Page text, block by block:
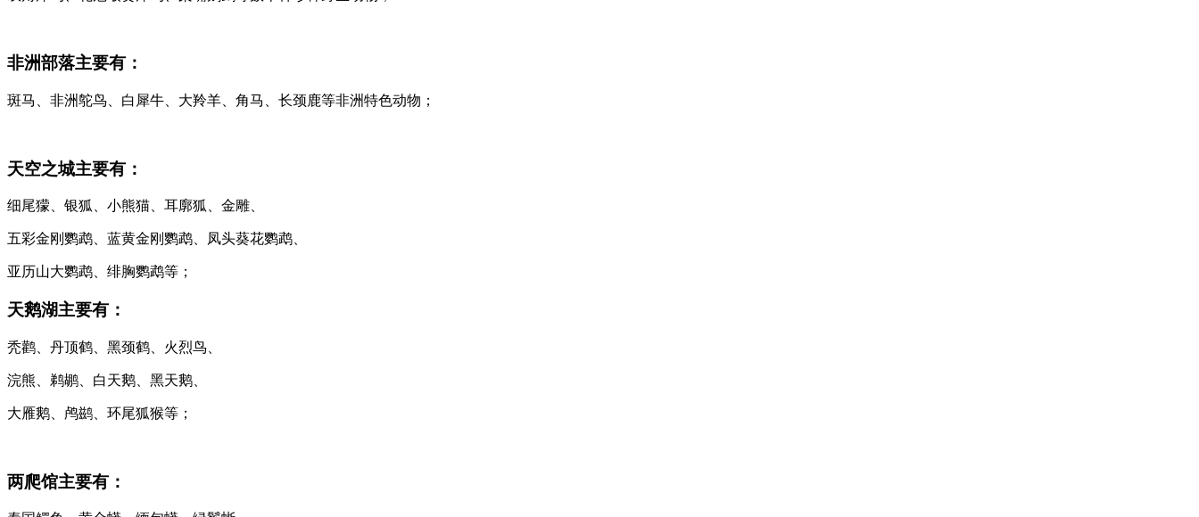
非洲部落主要有：
斑马、非洲鸵鸟、白犀牛、大羚羊、角马、长颈鹿等非洲特色动物；
天空之城主要有：
细尾獴、银狐、小熊猫、耳廓狐、金雕、
五彩金刚鹦鹉、蓝黄金刚鹦鹉、凤头葵花鹦鹉、
亚历山大鹦鹉、绯胸鹦鹉等；
天鹅湖主要有：
秃鹳、丹顶鹤、黑颈鹤、火烈鸟、
浣熊、鹈鹕、白天鹅、黑天鹅、
大雁鹅、鸬鹚、环尾狐猴等；
两爬馆主要有：